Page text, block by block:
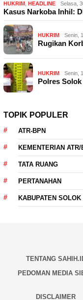
HUKRIM HEADLINE Selasa,
Kasus Narkoba Inhil:
HUKRIM Senin,
Rugikan
HUKRIM Senin,
Polres
TOPIK POPULER
ATR-BPN
KEMENTERIAN ATR/
TATA RUANG
PERTANAHAN
KABUPATEN SOLOK
TENTANG
PEDOMAN MEDIA
DISCLAIMER